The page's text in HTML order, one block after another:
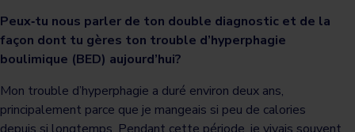
Peux‑tu nous parler de ton double diagnostic et de la
façon dont tu gères ton trouble d’hyperphagie
boulimique (BED) aujourd’hui?
Mon trouble d’hyperphagie a duré environ deux ans,
principalement parce que je mangeais si peu de calories